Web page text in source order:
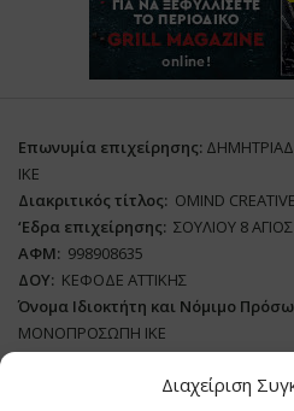
Διαχείριση
Επωνυμία επιχείρησης:
ΙΚΕ
Διακριτικός τίτλος: ΟΜΙΝD
‘Eδρα επιχείρησης: ΣΟΥΛΙΟΥ 8
ΑΦΜ: 998908635
ΔΟΥ: ΚΕΦΟΔΕ ΑΤΤΙΚΗΣ
Όνομα Ιδιοκτήτη και Νόμιμο
ΜΟΝΟΠΡΟΣΩΠΗ ΙΚΕ
Διευθυντής Σύνταξης:ΑΘΑΝΑΣΙΟΣ